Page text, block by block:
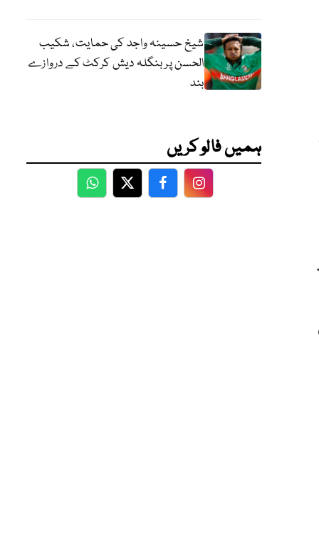
کی
شیخ حسینہ واجد کی حمایت، شکیب
الحسن پر بنگلہ دیش کرکٹ کے دروازے
بند
ہمیں فالو کریں
WhatsApp
TwitterFacebookFacebook